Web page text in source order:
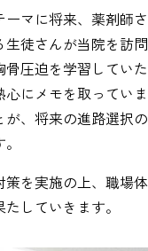
ーマに将来、薬剤師
生徒さんが当院を訪
圧迫を学習していた
にメモを取っていま
、将来の進路選択
策を実施の上、職場
していきます。